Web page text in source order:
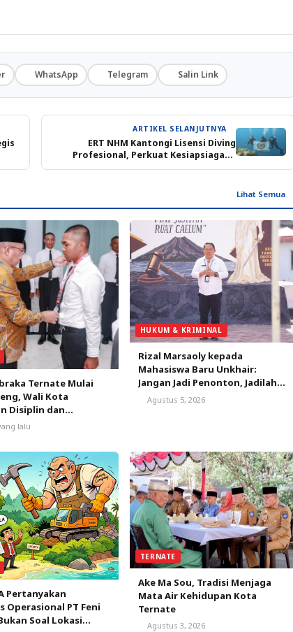
WhatsApp Telegram Salin Link
ARTIKEL SELANJUTNYA
ERT NHM Kantongi Lisensi Diving
Profesional, Perkuat Kesiapsiagaan
Penyelamatan Bawah Air
Lihat Semua
Ternate Mulai
Wali Kota
Disiplin dan
lalu
HUKUM & KRIMINAL
Rizal Marsaoly kepada
Mahasiswa Baru Unkhair:
Jangan Jadi Penonton, Jadilah
Penggerak Masa Depan
Ternate dan Maluku Utara
Agustus 5, 2026
Pertanyakan
Operasional PT Feni
Soal Lokasi
TERNATE
Ake Ma Sou, Tradisi Menjaga
Mata Air Kehidupan Kota
Ternate
Agustus 3, 2026